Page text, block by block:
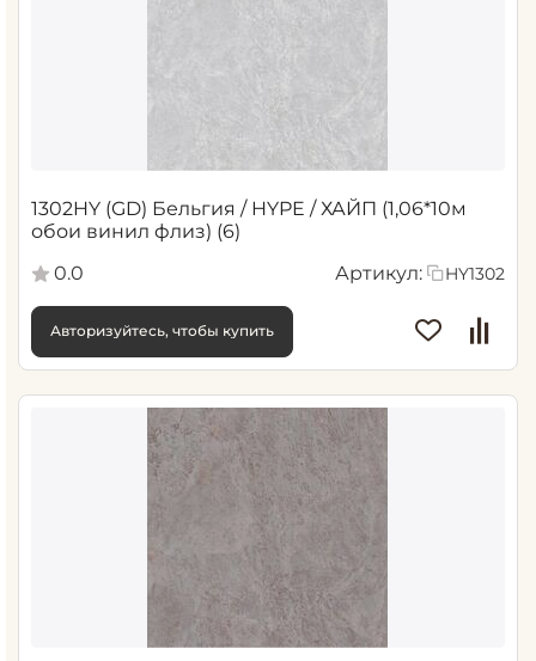
1302HY (GD) Бельгия / HYPE / ХАЙП (1,06*10м
обои винил флиз) (6)
0.0
Артикул: HY1302
Авторизуйтесь, чтобы купить